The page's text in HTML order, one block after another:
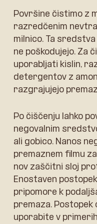
Površine čistimo z
razredčenim
milnico. Ta
ne poškodujejo. Za
uporabljati kislin,
detergentov z
razgrajujejo
Po čiščenju lahko
negovalnim
ali gobico. Nanos
premaznem filmu
nov zaščitni sloj
Enostaven
pripomore k
premaza. Postopek
uporabite v